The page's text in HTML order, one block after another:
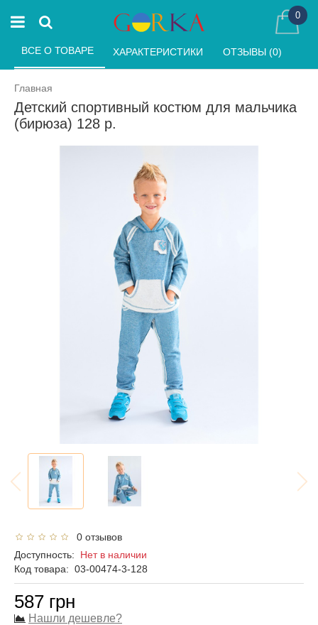
0
Главная
Детский спортивный костюм для мальчика
(бирюза) 128 р.
ВСЕ О ТОВАРЕ ХАРАКТЕРИСТИКИ ОТЗЫВЫ (0)
0 отзывов
Доступность: Нет в наличии
Код товара: 03-00474-3-128
587 грн
Нашли дешевле?